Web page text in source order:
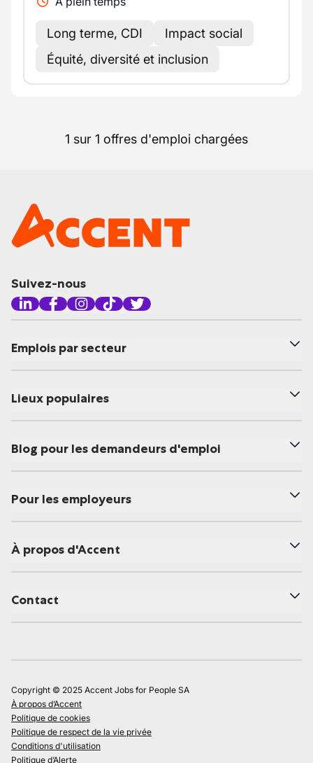
Long terme, CDI
Impact social
Équité, diversité et inclusion
1 sur 1 offres d'emploi chargées
Suivez-nous
Emplois par secteur
Lieux populaires
Blog pour les demandeurs d'emploi
Pour les employeurs
À propos d'Accent
Contact
Copyright © 2025 Accent Jobs for People SA
À propos d’Accent
Politique de cookies
Politique de respect de la vie privée
Conditions d'utilisation
Politique d’Alerte